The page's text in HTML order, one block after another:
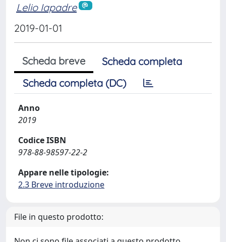
Lelio Iapadre
2019-01-01
Scheda breve
Scheda completa
Scheda completa (DC)
Anno
2019
Codice ISBN
978-88-98597-22-2
Appare nelle tipologie:
2.3 Breve introduzione
File in questo prodotto: